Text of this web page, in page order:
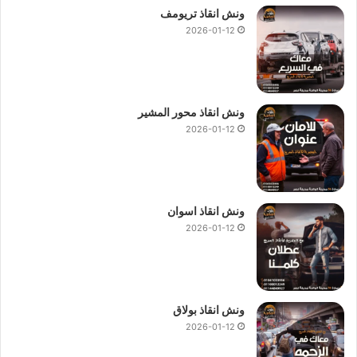
بالاسبوع 365 يوما. ونش انقاذ تريومف
2026-01-12
ونش انقاذ محور المشير
2026-01-12
ونش انقاذ اسوان
2026-01-12
ونش انقاذ بولاق
2026-01-12